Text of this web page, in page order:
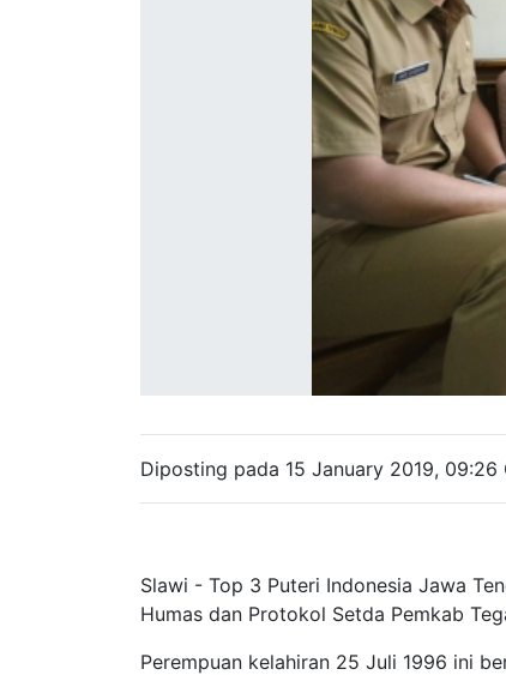
Diposting pada 15 January 2019, 09:26
Slawi - Top 3 Puteri Indonesia Jawa
Humas dan Protokol Setda Pemkab
Perempuan kelahiran 25 Juli 1996 ini